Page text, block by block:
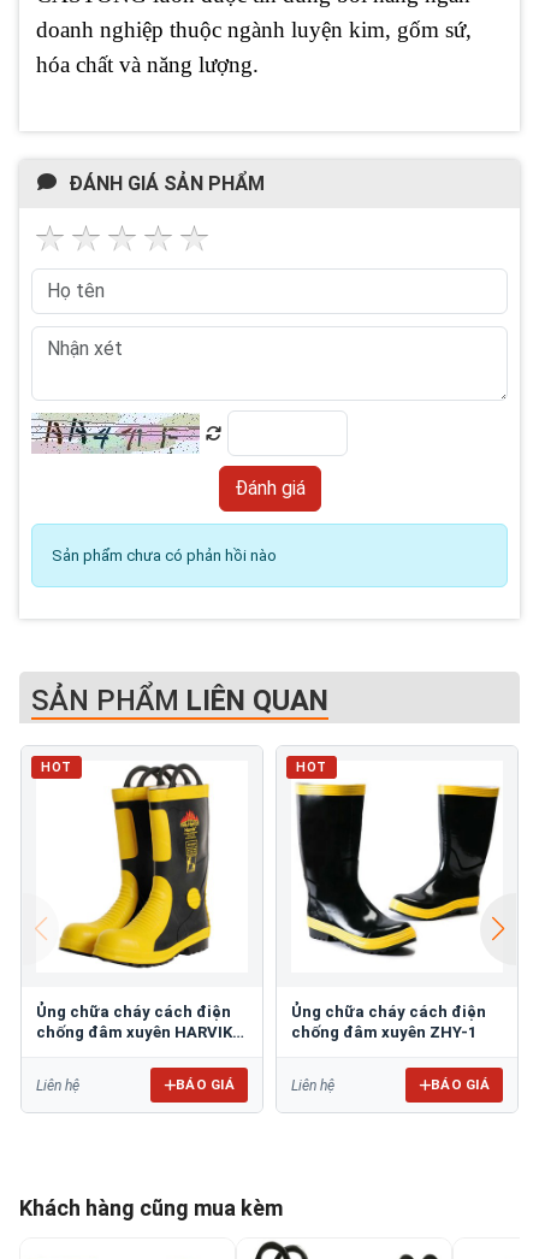
doanh nghiệp thuộc ngành luyện kim, gốm sứ,
hóa chất và năng lượng.
ĐÁNH GIÁ SẢN PHẨM
Sản phẩm chưa có phản hồi nào
SẢN PHẨM LIÊN QUAN
HOT
Ủng chữa cháy cách điện
chống đâm xuyên HARVIK
Liên hệ BÁO GIÁ
HOT
Ủng chữa cháy cách điện
chống đâm xuyên ZHY-1
Liên hệ BÁO GIÁ
Khách hàng cũng mua kèm